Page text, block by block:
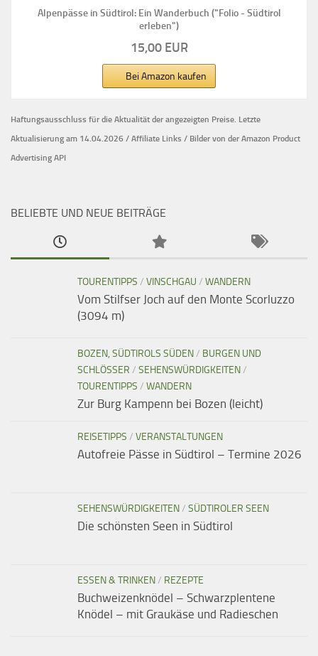
Alpenpässe in Südtirol: Ein Wanderbuch ("Folio - Südtirol
erleben")
15,00 EUR
Bei Amazon kaufen
Haftungsausschluss für die Aktualität der angezeigten Preise. Letzte
Aktualisierung am 14.04.2026 / Affiliate Links / Bilder von der Amazon Product
Advertising API
BELIEBTE UND NEUE BEITRÄGE
TOURENTIPPS / VINSCHGAU / WANDERN
Vom Stilfser Joch auf den Monte Scorluzzo
(3094 m)
BOZEN, SÜDTIROLS SÜDEN/ BURGEN UND
SCHLÖSSER / SEHENSWÜRDIGKEITEN/
TOURENTIPPS / WANDERN
Zur Burg Kampenn bei Bozen (leicht)
REISETIPPS / VERANSTALTUNGEN
Autofreie Pässe in Südtirol – Termine 2026
SEHENSWÜRDIGKEITEN/ SÜDTIROLER SEEN
Die schönsten Seen in Südtirol
ESSEN & TRINKEN/ REZEPTE
Buchweizenknödel – Schwarzplentene
Knödel – mit Graukäse und Radieschen